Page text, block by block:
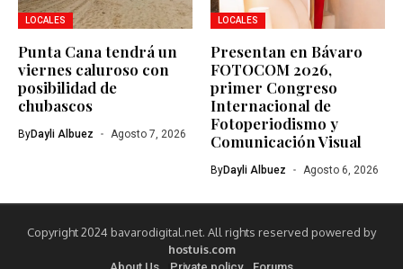
LOCALES
Punta Cana tendrá un
viernes caluroso con
posibilidad de
chubascos
ByDayli Albuez Agosto 7, 2026
LOCALES
Presentan en Bávaro
FOTOCOM 2026,
primer Congreso
Internacional de
Fotoperiodismo y
Comunicación Visual
ByDayli Albuez Agosto 6, 2026
Copyright 2024 bavarodigital.net. All rights reserved powered by
hostuis.com